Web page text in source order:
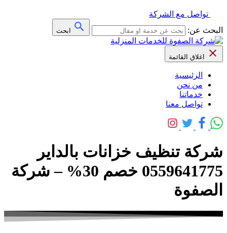
تواصل مع الشركة
البحث عن:
ابحث
اغلاق القائمة
الرئيسية
من نحن
خدماتنا
تواصل معنا
شركة تنظيف خزانات بالداير
0559641775 خصم 30% – شركة
الصفوة